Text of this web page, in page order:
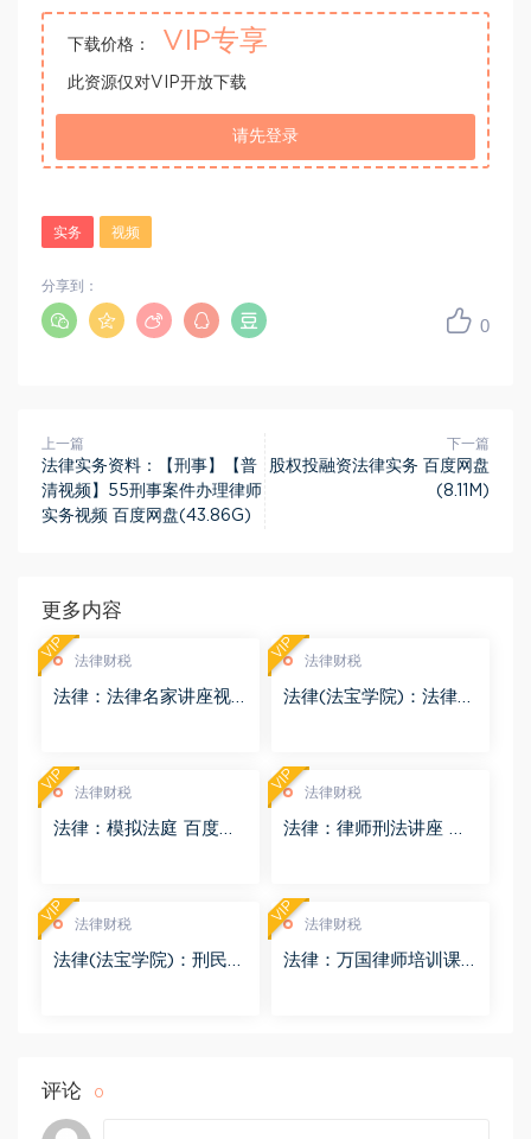
下载价格： VIP专享
此资源仅对VIP开放下载
请先登录
实务 视频
0
分享到：
上一篇
法律实务资料：【刑事】【普
清视频】55刑事案件办理律师
实务视频 百度网盘(43.86G)
下一篇
股权投融资法律实务 百度网盘
(8.11M)
更多内容
法律财税
法律：法律名家讲座视
VIP 法律财税
法律(法宝学院)：法律信
VIP
法律财税
法律：模拟法庭 百度网
VIP 法律财税
法律：律师刑法讲座 百
VIP
法律财税
法律(法宝学院)：刑民交
VIP 法律财税
法律：万国律师培训课
VIP
评论 0